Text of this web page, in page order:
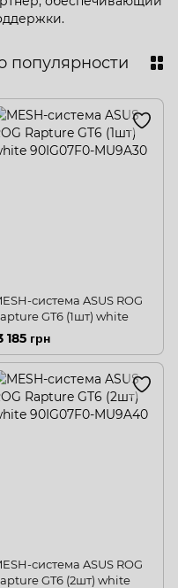
популярности
система ASUS ROG
GT6 (1шт) white
185 грн
система ASUS ROG
GT6 (2шт) white